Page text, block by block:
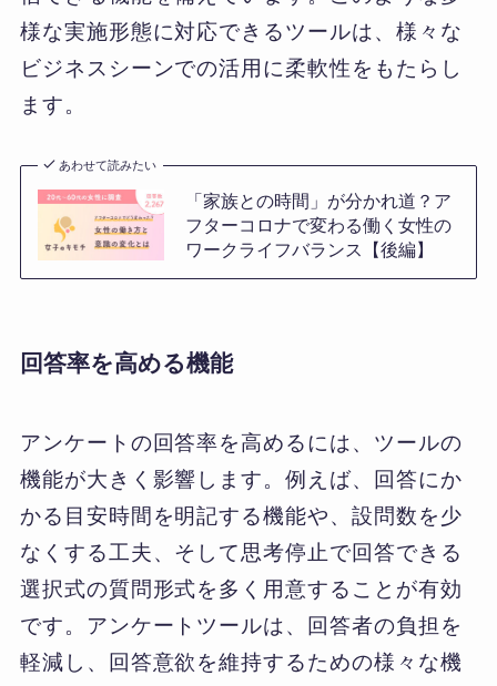
様な実施形態に対応できるツールは、様々な
ビジネスシーンでの活用に柔軟性をもたらし
ます。
あわせて読みたい
「家族との時間」が分かれ道？ア
フターコロナで変わる働く女性の
ワークライフバランス【後編】
回答率を高める機能
アンケートの回答率を高めるには、ツールの
機能が大きく影響します。例えば、回答にか
かる目安時間を明記する機能や、設問数を少
なくする工夫、そして思考停止で回答できる
選択式の質問形式を多く用意することが有効
です。アンケートツールは、回答者の負担を
軽減し、回答意欲を維持するための様々な機